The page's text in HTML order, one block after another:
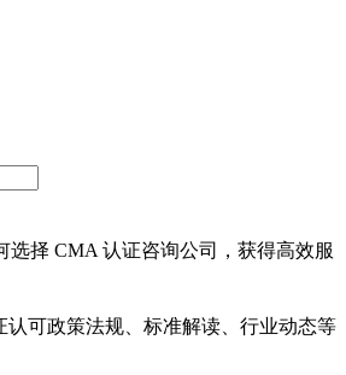
选择 CMA 认证咨询公司，获得高效服
认可政策法规、标准解读、行业动态等